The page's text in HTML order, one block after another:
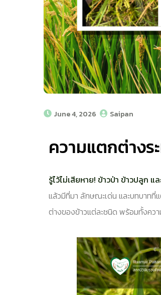
June 4, 2026 Saipan
ความแตกต่างร
รู้ไว้ไม่เสียหาย! ข้าวป่า ข้าวปลูก แ
แล้วมีที่มา ลักษณะเด่น และบทบาทที่
ต่างของข้าวแต่ละชนิด พร้อมทั้งคว